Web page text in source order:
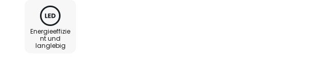
Energieeffizie
nt und
langlebig